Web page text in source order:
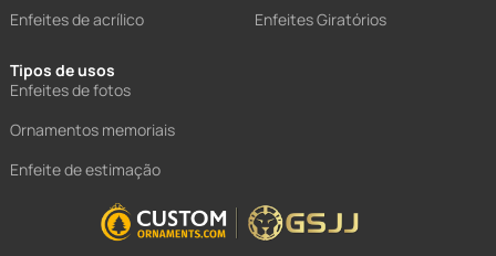
Enfeites de acrílico
Enfeites Giratórios
Tipos de usos
Enfeites de fotos
Ornamentos memoriais
Enfeite de estimação